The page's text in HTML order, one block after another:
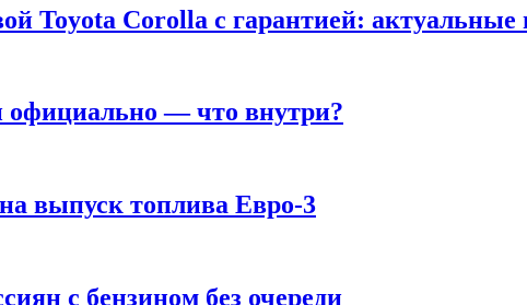
Toyota Corolla с гарантией:
официально — что внутри?
выпуск топлива Евро-3
с бензином без очереди